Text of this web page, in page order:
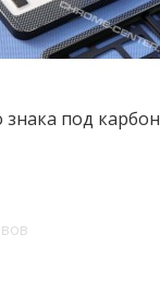
под карбон